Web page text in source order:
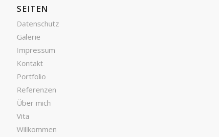
SEITEN
Datenschutz
Galerie
Impressum
Kontakt
Portfolio
Referenzen
Über mich
Vita
Willkommen